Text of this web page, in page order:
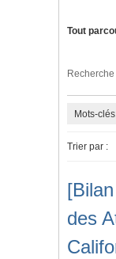
Tout
Mots-
Trier par :
des